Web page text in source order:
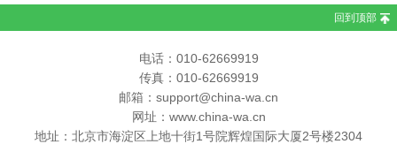
回到顶部
电话：010-62669919
传真：010-62669919
邮箱：support@china-wa.cn
网址：www.china-wa.cn
地址：北京市海淀区上地十街1号院辉煌国际大厦2号楼2304